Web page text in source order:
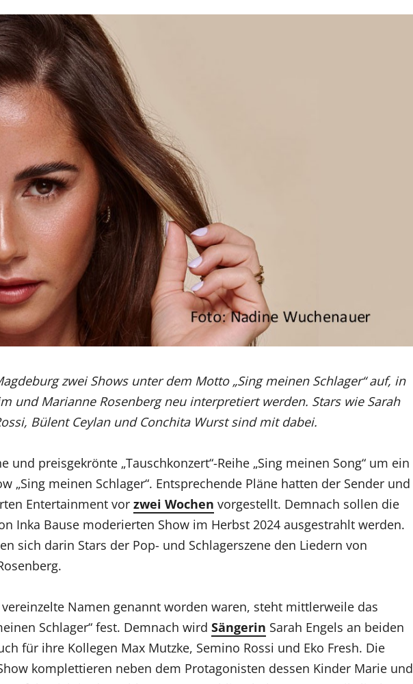
zwei Shows unter dem Motto „Sing meinen Schlager“ auf, in
und Marianne Rosenberg neu interpretiert werden. Stars wie Sarah
Bülent Ceylan und Conchita Wurst sind mit dabei.
und preisgekrönte „Tauschkonzert“-Reihe „Sing meinen Song“ um ein
„Sing meinen Schlager“. Entsprechende Pläne hatten der Sender und
Entertainment vor zwei Wochen vorgestellt. Demnach sollen die
Inka Bause moderierten Show im Herbst 2024 ausgestrahlt werden.
sich darin Stars der Pop- und Schlagerszene den Liedern von
Namen genannt worden waren, steht mittlerweile das
Schlager“ fest. Demnach wird Sängerin Sarah Engels an beiden
für ihre Kollegen Max Mutzke, Semino Rossi und Eko Fresh. Die
komplettieren neben dem Protagonisten dessen Kinder Marie und